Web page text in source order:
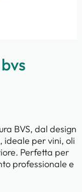
BVS, dal design
ideale per vini, oli
Perfetta per
professionale e